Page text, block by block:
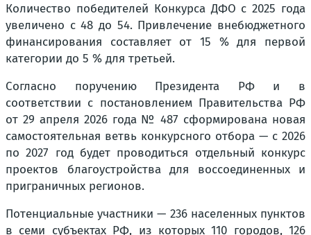
Количество победителей Конкурса ДФО с 2025 года
увеличено с 48 до 54. Привлечение внебюджетного
финансирования составляет от 15 % для первой
категории до 5 % для третьей.
Согласно поручению Президента РФ и в
соответствии с постановлением Правительства РФ
от 29 апреля 2026 года № 487 сформирована новая
самостоятельная ветвь конкурсного отбора — с 2026
по 2027 год будет проводиться отдельный конкурс
проектов благоустройства для воссоединенных и
приграничных регионов.
Потенциальные участники — 236 населенных пунктов
в семи субъектах РФ, из которых 110 городов, 126